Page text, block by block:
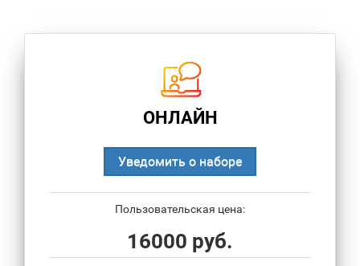
ОНЛАЙН
Уведомить о наборе
Пользовательская цена:
16000 руб.